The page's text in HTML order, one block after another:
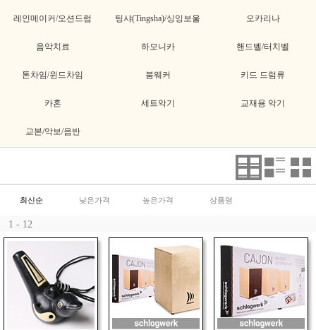
레인메이커/오션드럼 팅샤(Tingsha)/싱잉보울 오카리나
음악치료 하모니카 핸드벨/터치벨
톤차임/윈드차임 붐웨커 키드 드럼류
카혼 세트악기 교재용 악기
교본/악보/음반
최신순 낮은가격 높은가격 상품명
1 - 12